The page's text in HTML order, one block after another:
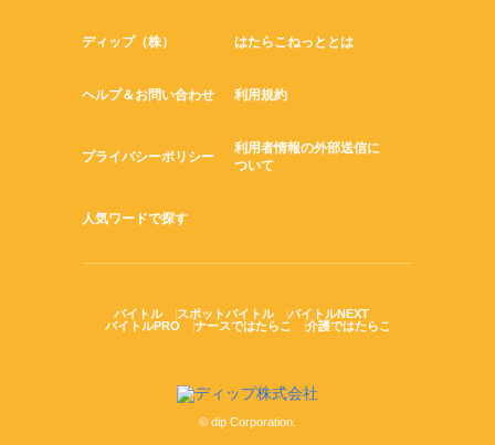
ディップ（株） はたらこねっととは
ヘルプ＆お問い合わせ 利用規約
プライバシーポリシー
利用者情報の外部送信に
ついて
人気ワードで探す
バイトル スポットバイトル
バイトルNEXT
バイトルPRO
ナースではたらこ 介護ではたらこ
© dip Corporation.